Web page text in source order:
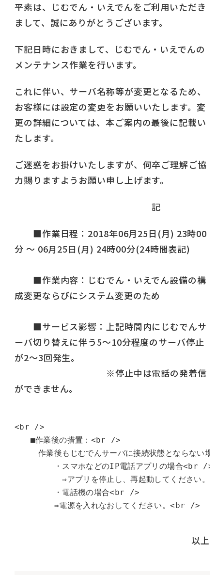
平素は、じむでん・いえでんをご利用いただき
まして、誠にありがとうございます。
下記日時におきまして、じむでん・いえでんの
メンテナンス作業を行います。
これに伴い、サーバ名称等が変更となるため、
お客様には設定の変更をお願いいたします。変
更の詳細については、本ご案内の最後に記載い
たします。
ご迷惑をお掛けいたしますが、何卒ご理解ご協
力賜りますようお願い申し上げます。
記
■作業日程：2018年06月25日(月) 23時00
分 ～ 06月25日(月) 24時00分(24時間表記)
■作業内容：じむでん・いえでん設備の構
成変更ならびにシステム変更のため
■サービス影響：上記時間内にじむでんサ
ーバ切り替えに伴う5～10分程度のサーバ停止
が2～3回発生。
※停止中は電話の発着信
ができません。
<br />
■作業後の措置：<br />
作業後もじむでんサーバに接続状態とならない
・スマホなどのIP電話アプリの場合<br />
⇒アプリを停止し、再起動してください。
・電話機の場合<br />
以上